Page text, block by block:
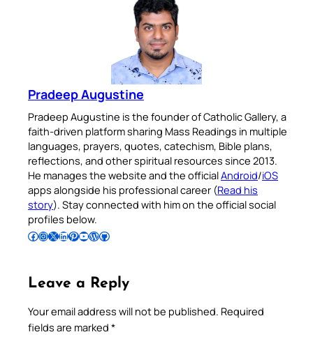
Pradeep Augustine
Pradeep Augustine is the founder of Catholic Gallery, a
faith-driven platform sharing Mass Readings in multiple
languages, prayers, quotes, catechism, Bible plans,
reflections, and other spiritual resources since 2013.
He manages the website and the officialAndroid/iOS
apps alongside his professional career (Read his
story). Stay connected with him on the official social
profiles below.
Follow Pradeep on Facebook Follow Pradeep on InstagramFollow Pradeep on X Follow Pradeep on LinkedIn Follow Pradeep on Pinterest Subscribe to Pradeep’s Youtube Channel Follow Pradeep on WordPress Follow Pradeep on GitHub
Leave a Reply
Your email address will not be published. Required
fields are marked *